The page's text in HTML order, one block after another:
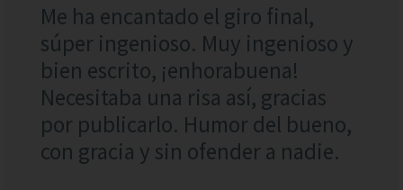
Me ha encantado el giro final,
súper ingenioso. Muy ingenioso y
bien escrito, ¡enhorabuena!
Necesitaba una risa así, gracias
por publicarlo. Humor del bueno,
con gracia y sin ofender a nadie.